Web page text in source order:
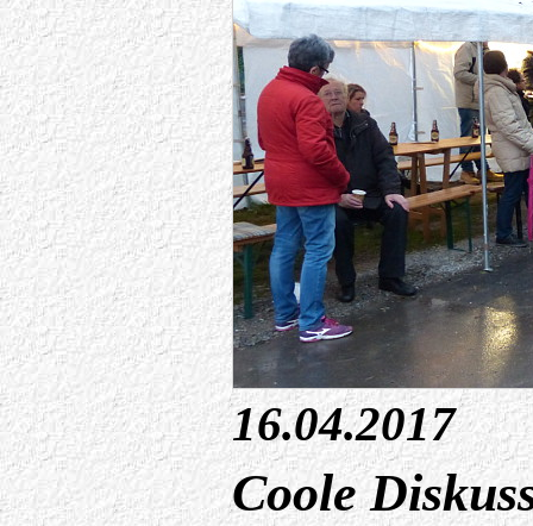
16.04.2017
Coole